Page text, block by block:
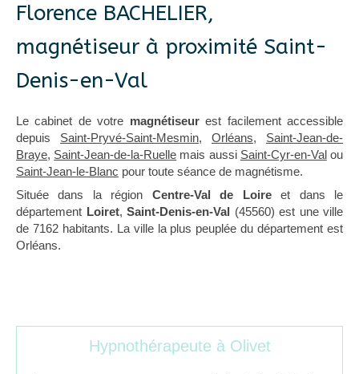
Florence BACHELIER,
magnétiseur à proximité Saint-
Denis-en-Val
Le cabinet de votre magnétiseurest facilement accessible
depuis Saint-Pryvé-Saint-Mesmin, Orléans, Saint-Jean-de-
Braye, Saint-Jean-de-la-Ruelle mais aussi Saint-Cyr-en-Valou
Saint-Jean-le-Blanc pour toute séance de magnétisme.
Située dans la région Centre-Val de Loireet dans le
département Loiret, Saint-Denis-en-Val (45560) est une ville
de 7162 habitants. La ville la plus peuplée du département est
Orléans.
Hypnothérapeute à Olivet